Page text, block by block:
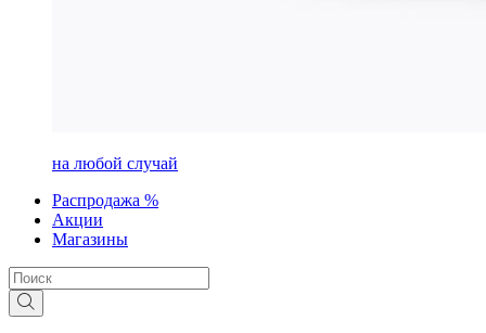
на любой случай
Распродажа %
Акции
Магазины